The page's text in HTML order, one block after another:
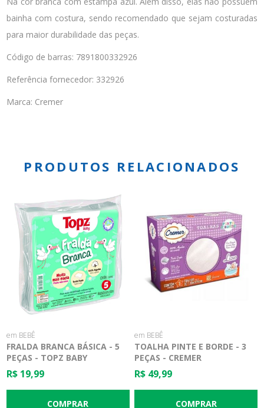
bainha com costura, sendo recomendado que sejam costuradas
para maior durabilidade das peças.
Código de barras: 7891800332926
Referência fornecedor: 332926
Marca: Cremer
PRODUTOS RELACIONADOS
em BEBÊ
FRALDA BRANCA BÁSICA - 5
PEÇAS - TOPZ BABY
R$ 19,99
em BEBÊ
TOALHA PINTE E BORDE - 3
PEÇAS - CREMER
R$ 49,99